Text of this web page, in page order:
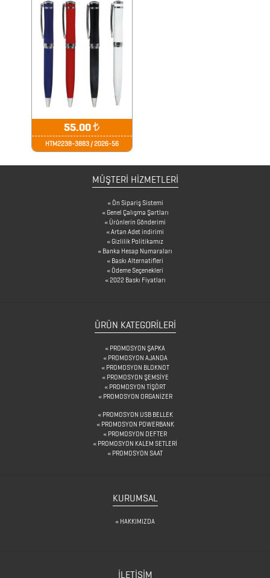
SPEAKER
TEKSTİL
ÜRÜNLERİ
TELEFON
TUTUCU
TERMOSLAR
55.00₺
HTM2238-3883 / 2026-56
MÜŞTERİ HİZMETLERİ
Ön Sipariş Sistemi
Genel Çalışma Şartları
Ürünlerin Gönderimi
Artan Adet indirimi
Gizlilik Politikamız
Banka Hesap Numaraları
Baskı Alternatifleri
Ödeme Seçenekleri
2022 Baskı Fiyatları
ÜRÜN KATEGORILERI
PROMOSYON ŞAPKA
PROMOSYON AJANDA
PROMOSYON BLOKNOT
PROMOSYON ŞEMSİYE
PROMOSYON TİŞÖRT
PROMOSYON ORGANİZER
PROMOSYON USB BELLEK
PROMOSYON POWERBANK
PROMOSYON DEFTER
PROMOSYON KALEM SETLERİ
PROMOSYON SAAT
KURUMSAL
HAKKIMIZDA
İLETİŞİM